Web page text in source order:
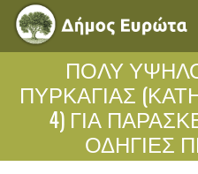
ΠΟΛΥ
ΠΥΡΚΑΓΙΑΣ
4) ΓΙΑ
ΟΔΗΓΙΕΣ